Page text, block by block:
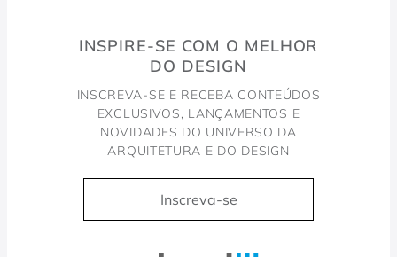
INSPIRE-SE COM O MELHOR
DO DESIGN
INSCREVA-SE E RECEBA CONTEÚDOS
EXCLUSIVOS, LANÇAMENTOS E
NOVIDADES DO UNIVERSO DA
ARQUITETURA E DO DESIGN
Inscreva-se